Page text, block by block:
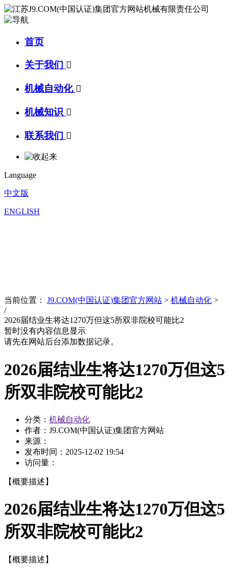
首页
关于我们 
机械自动化 
机械知识 
联系我们 
Language
中文版
ENGLISH
当前位置： J9.COM(中国认证)集团官方网站 > 机械自动化 >
/
2026届结业生将达1270万但这5所双非院校可能比2
暂时没有内容信息显示
请先在网站后台添加数据记录。
2026届结业生将达1270万但这5
所双非院校可能比2
分类： 机械自动化
作者：J9.COM(中国认证)集团官方网站
来源：
发布时间： 2025-12-02 19:54
访问量：
【概要描述】
2026届结业生将达1270万但这5
所双非院校可能比2
【概要描述】